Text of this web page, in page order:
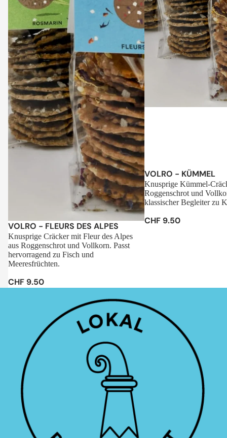
Sale
VOLRO - FLEURS DES ALPES
Knusprige Cräcker mit Fleur des Alpes
aus Roggenschrot und Vollkorn. Passt
hervorragend zu Fisch und
Meeresfrüchten.
CHF 9.50
Sale
VOLRO - KÜMMEL
Knusprige Kümmel-
Roggenschrot und
klassischer Begleiter zu
CHF 9.50